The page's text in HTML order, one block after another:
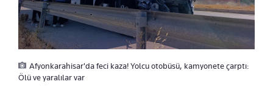
Afyonkarahisar'da feci kaza! Yolcu otobüsü, kamyonete çarptı:
Ölü ve yaralılar var